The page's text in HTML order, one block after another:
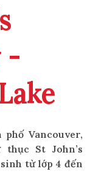
-
Vancouver,
St John’s
từ lớp 4 đến